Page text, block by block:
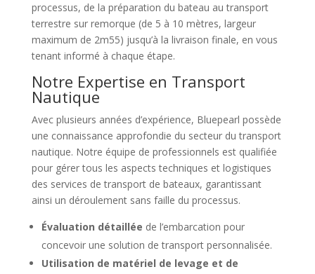
processus, de la préparation du bateau au transport
terrestre sur remorque (de 5 à 10 mètres, largeur
maximum de 2m55) jusqu’à la livraison finale, en vous
tenant informé à chaque étape.
Notre Expertise en Transport
Nautique
Avec plusieurs années d’expérience, Bluepearl possède
une connaissance approfondie du secteur du transport
nautique. Notre équipe de professionnels est qualifiée
pour gérer tous les aspects techniques et logistiques
des services de transport de bateaux, garantissant
ainsi un déroulement sans faille du processus.
Évaluation détaillée de l’embarcation pour
concevoir une solution de transport personnalisée.
Utilisation de matériel de levage et de